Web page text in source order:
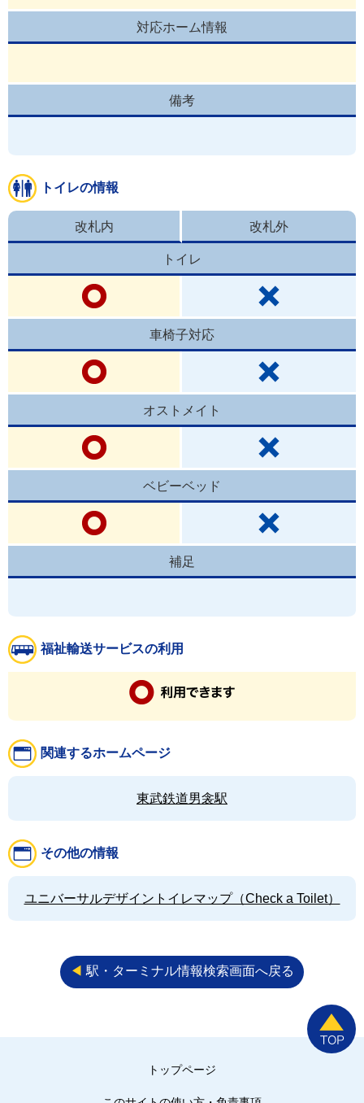
対応ホーム情報
備考
トイレの情報
改札内 改札外
トイレ
車椅子対応
オストメイト
ベビーベッド
補足
福祉輸送サービスの利用
関連するホームページ
東武鉄道男衾駅
その他の情報
ユニバーサルデザイントイレマップ（Check a Toilet）
◀︎ 駅・ターミナル情報検索画面へ戻る
トップページ